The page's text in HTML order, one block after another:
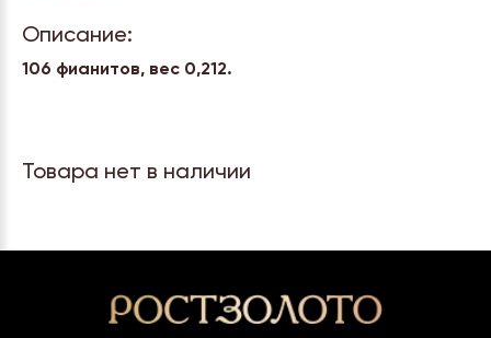
Описание:
106 фианитов, вес 0,212.
Товара нет в наличии